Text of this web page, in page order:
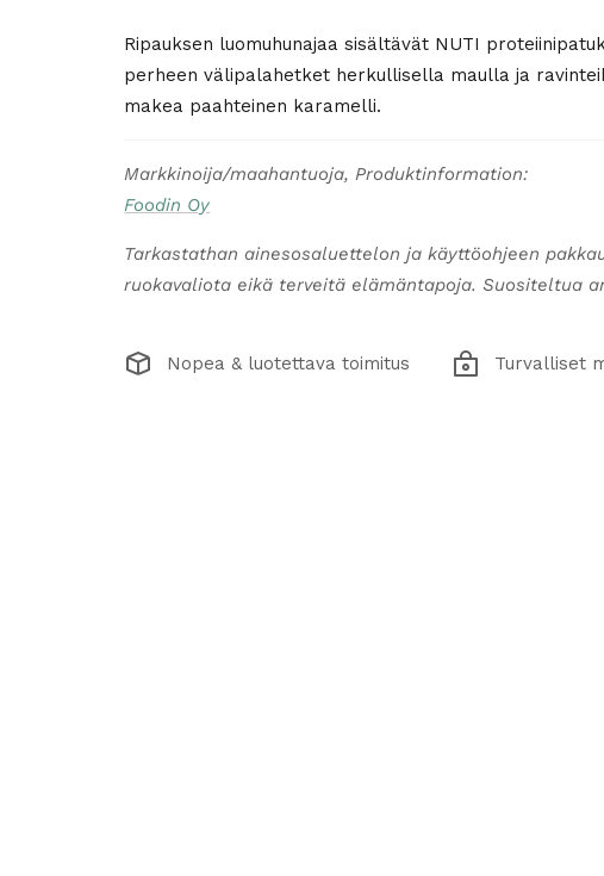
Ripauksen luomuhunajaa sisältävät NUTI
perheen välipalahetket herkullisella maulla ja
makea paahteinen karamelli.
Markkinoija/maahantuoja, Produktinformation:
Foodin Oy
Tarkastathan ainesosaluettelon ja käyttöohjeen
ruokavaliota eikä terveitä elämäntapoja. Suositeltua
Nopea & luotettava toimitus Turvalliset